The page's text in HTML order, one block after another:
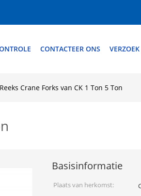
CONTACTEER ONS
Crane Forks van CK 1 Ton 5 Ton
Basisinformatie
Plaats van herkomst: